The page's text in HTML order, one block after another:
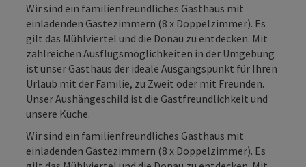
Wir sind ein familienfreundliches Gasthaus mit
einladenden Gästezimmern (8 x Doppelzimmer). Es
gilt das Mühlviertel und die Donau zu entdecken. Mit
zahlreichen Ausflugsmöglichkeiten in der Umgebung
ist unser Gasthaus der ideale Ausgangspunkt für Ihren
Urlaub mit der Familie, zu Zweit oder mit Freunden.
Unser Aushängeschild ist die Gastfreundlichkeit und
unsere Küche.
Wir sind ein familienfreundliches Gasthaus mit
einladenden Gästezimmern (8 x Doppelzimmer). Es